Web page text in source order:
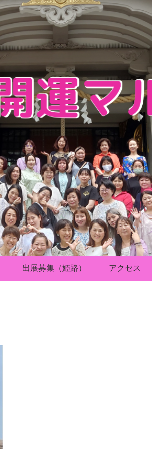
出展募集（姫路） アクセス